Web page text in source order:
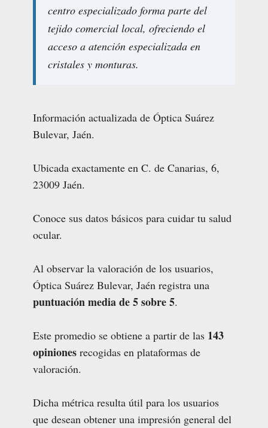
centro especializado forma parte del
tejido comercial local, ofreciendo el
acceso a atención especializada en
cristales y monturas.
Información actualizada de Óptica Suárez
Bulevar, Jaén.
Ubicada exactamente en C. de Canarias, 6,
23009 Jaén.
Conoce sus datos básicos para cuidar tu salud
ocular.
Al observar la valoración de los usuarios,
Óptica Suárez Bulevar, Jaén registra una
puntuación media de 5 sobre 5.
Este promedio se obtiene a partir de las 143
opiniones recogidas en plataformas de
valoración.
Dicha métrica resulta útil para los usuarios
que desean obtener una impresión general del